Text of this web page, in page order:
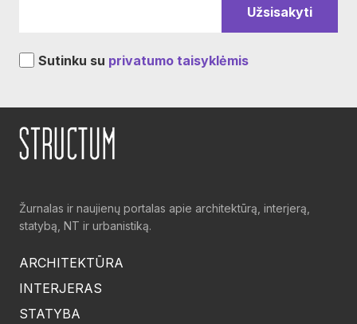
Sutinku su privatumo taisyklėmis
Žurnalas ir naujienų portalas apie architektūrą, interjerą,
statybą, NT ir urbanistiką.
ARCHITEKTŪRA
INTERJERAS
STATYBA